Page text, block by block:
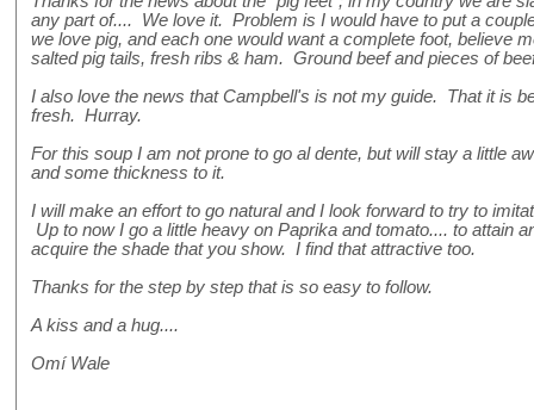
any part of.... We love it. Problem is I would have to put a
we love pig, and each one would want a complete foot, believe
salted pig tails, fresh ribs & ham. Ground beef and pieces of
I also love the news that Campbell's is not my guide. That it is
fresh. Hurray.
For this soup I am not prone to go al dente, but will stay a little
and some thickness to it.
I will make an effort to go natural and I look forward to try to
Up to now I go a little heavy on Paprika and tomato.... to attain
acquire the shade that you show. I find that attractive too.
Thanks for the step by step that is so easy to follow.
A kiss and a hug....
Omí Wale